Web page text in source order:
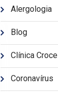
Alergologia
Blog
Clínica Croce
Coronavírus